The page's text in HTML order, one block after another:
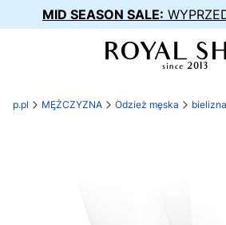
MID SEASON SALE:
MĘŻCZYZNA Odzież męska